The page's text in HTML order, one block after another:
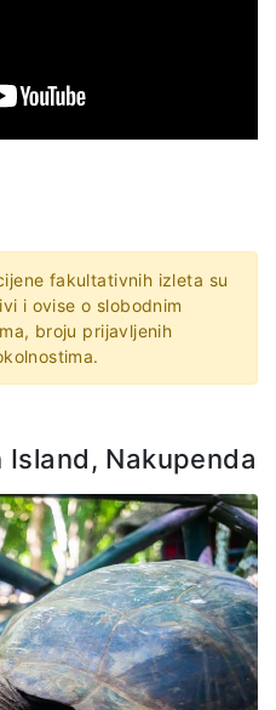
fakultativnih izleta su
i ovise o slobodnim
broju prijavljenih
Island, Nakupenda